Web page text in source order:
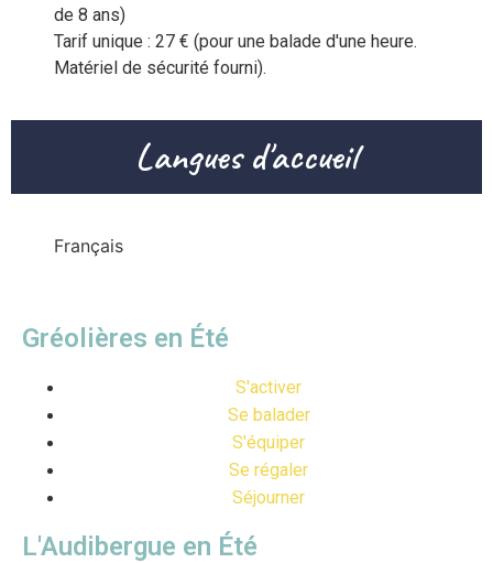
de 8 ans)
Tarif unique : 27 € (pour une balade d'une heure.
Langues d'accueil
Français
Gréolières en Été
S'activer
Se balader
S'équiper
Se régaler
Séjourner
L'Audibergue en Été